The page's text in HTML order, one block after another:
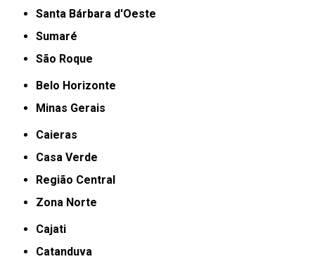
Santa Bárbara d'Oeste
Sumaré
São Roque
Belo Horizonte
Minas Gerais
Caieras
Casa Verde
Região Central
Zona Norte
Cajati
Catanduva